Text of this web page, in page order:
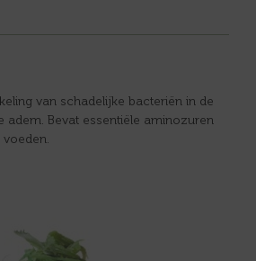
van schadelijke bacteriën in de
adem. Bevat essentiële aminozuren
voeden.